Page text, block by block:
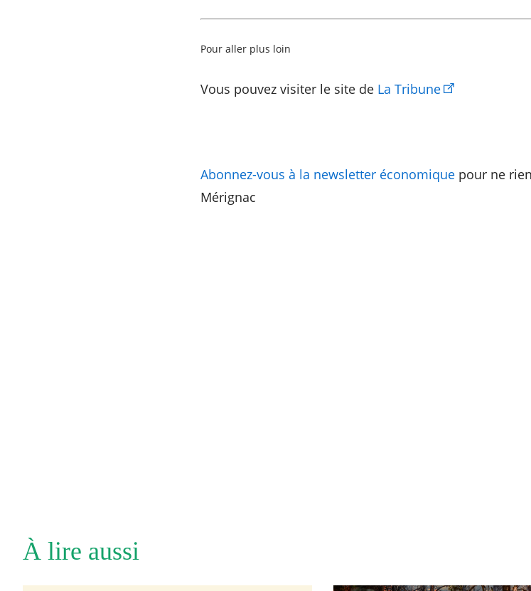
Pour aller plus loin
Vous pouvez visiter le site de La Tribune
Abonnez-vous à la newsletter économiquepour ne
Mérignac
À lire aussi